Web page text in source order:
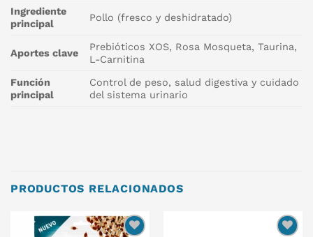
Ingrediente
principal
Pollo (fresco y deshidratado)
Aportes clave
Prebióticos XOS, Rosa Mosqueta, Taurina,
L-Carnitina
Función
principal
Control de peso, salud digestiva y cuidado
del sistema urinario
PRODUCTOS RELACIONADOS